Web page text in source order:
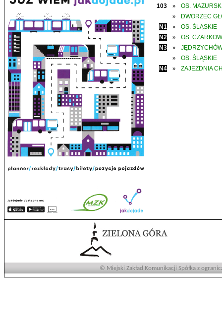
103
» OS.
»
DWORZEC
N1
»
OS. ŚLĄSKIE
N2
»
OS.
N3
»
»
OS. ŚLĄSKIE
N4
» ZAJEZDNIA
© Miejski Zakład Komunikacji Spółka z